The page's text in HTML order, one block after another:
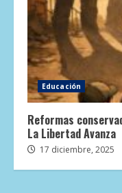
Educación
Reformas
La Libertad Avanza
17 diciembre, 2025